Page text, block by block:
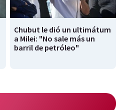
Chubut le dió un ultimátum
a Milei: "No sale más un
barril de petróleo"